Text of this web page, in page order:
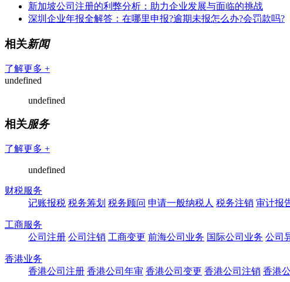
新加坡公司注册的利弊分析：助力企业发展与面临的挑战
深圳企业年报全解答：在哪里申报?逾期未报怎么办?会罚款吗?
相关新闻
了解更多 +
undefined
undefined
相关服务
了解更多 +
undefined
财税服务
记账报税 税务筹划 税务顾问 申请一般纳税人 税务注销 审计报
工商服务
公司注册 公司注销 工商变更 前海公司业务 国际公司业务 公司
香港业务
香港公司注册 香港公司年审 香港公司变更 香港公司注销 香港